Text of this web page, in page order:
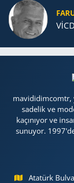
mavididimcomtr,
sadelik ve
kaçınıyor ve
sunuyor.
Atatürk